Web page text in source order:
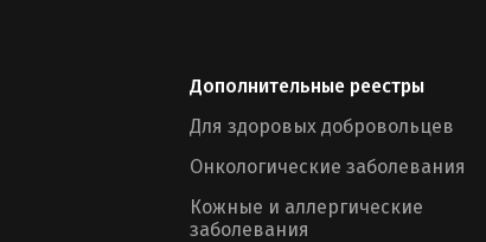
Дополнительные реестры
Для здоровых добровольцев
Онкологические заболевания
Кожные и аллергические
заболевания